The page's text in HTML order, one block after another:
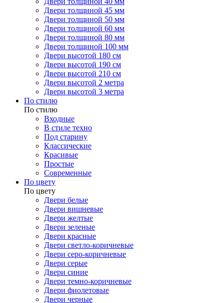
Двери толщиной 45 мм
Двери толщиной 50 мм
Двери толщиной 60 мм
Двери толщиной 80 мм
Двери толщиной 100 мм
Двери высотой 180 см
Двери высотой 190 см
Двери высотой 210 см
Двери высотой 2 метра
Двери высотой 3 метра
По стилю
По стилю
Входные
В стиле техно
Под старину
Классические
Красивые
Простые
Современные
По цвету
По цвету
Двери белые
Двери вишневые
Двери желтые
Двери зеленые
Двери красные
Двери светло-коричневые
Двери серо-коричневые
Двери серые
Двери синие
Двери темно-коричневые
Двери фиолетовые
Двери черные